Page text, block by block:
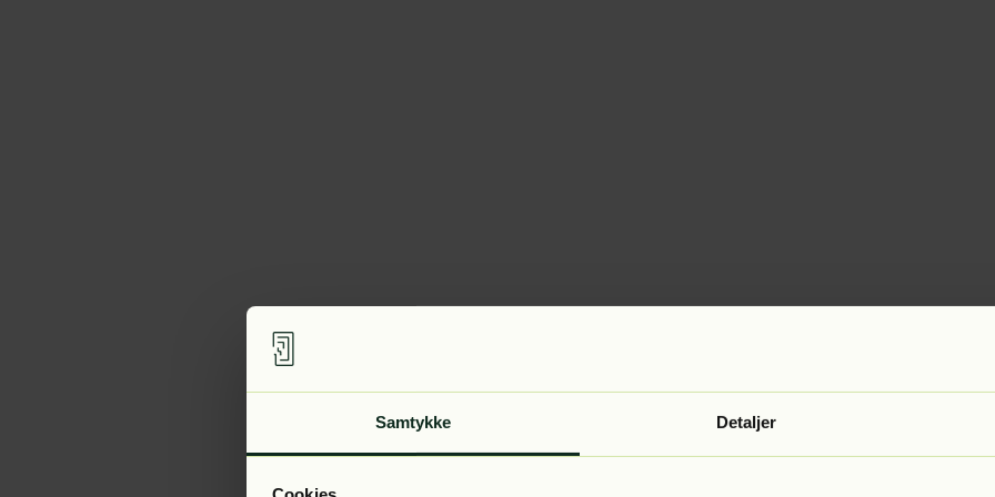
Samtykke Detaljer